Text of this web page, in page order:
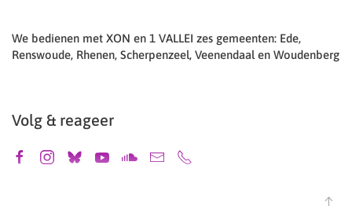
We bedienen met XON en 1 VALLEI zes gemeenten: Ede,
Renswoude, Rhenen, Scherpenzeel, Veenendaal en Woudenberg
Volg & reageer